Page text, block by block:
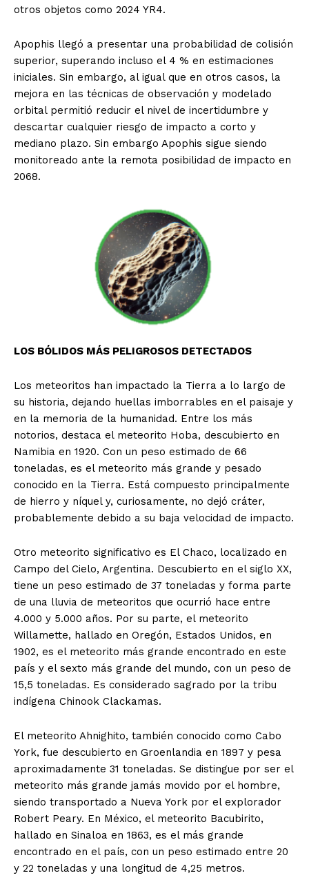
otros objetos como 2024 YR4.
Apophis llegó a presentar una probabilidad de colisión
superior, superando incluso el 4 % en estimaciones
iniciales. Sin embargo, al igual que en otros casos, la
mejora en las técnicas de observación y modelado
orbital permitió reducir el nivel de incertidumbre y
descartar cualquier riesgo de impacto a corto y
mediano plazo. Sin embargo Apophis sigue siendo
monitoreado ante la remota posibilidad de impacto en
2068.
LOS BÓLIDOS MÁS PELIGROSOS DETECTADOS
Los meteoritos han impactado la Tierra a lo largo de
su historia, dejando huellas imborrables en el paisaje y
en la memoria de la humanidad. Entre los más
notorios, destaca el meteorito Hoba, descubierto en
Namibia en 1920. Con un peso estimado de 66
toneladas, es el meteorito más grande y pesado
conocido en la Tierra. Está compuesto principalmente
de hierro y níquel y, curiosamente, no dejó cráter,
probablemente debido a su baja velocidad de impacto.
Otro meteorito significativo es El Chaco, localizado en
Campo del Cielo, Argentina. Descubierto en el siglo XX,
tiene un peso estimado de 37 toneladas y forma parte
de una lluvia de meteoritos que ocurrió hace entre
4.000 y 5.000 años. Por su parte, el meteorito
Willamette, hallado en Oregón, Estados Unidos, en
1902, es el meteorito más grande encontrado en este
país y el sexto más grande del mundo, con un peso de
15,5 toneladas. Es considerado sagrado por la tribu
indígena Chinook Clackamas.
El meteorito Ahnighito, también conocido como Cabo
York, fue descubierto en Groenlandia en 1897 y pesa
aproximadamente 31 toneladas. Se distingue por ser el
meteorito más grande jamás movido por el hombre,
siendo transportado a Nueva York por el explorador
Robert Peary. En México, el meteorito Bacubirito,
hallado en Sinaloa en 1863, es el más grande
encontrado en el país, con un peso estimado entre 20
y 22 toneladas y una longitud de 4,25 metros.